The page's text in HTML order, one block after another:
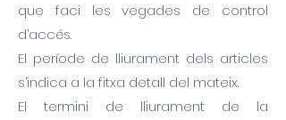
que faci les vegades de control
d’accés.
El període de lliurament dels articles
s’indica a la fitxa detall del mateix.
El termini de lliurament de la